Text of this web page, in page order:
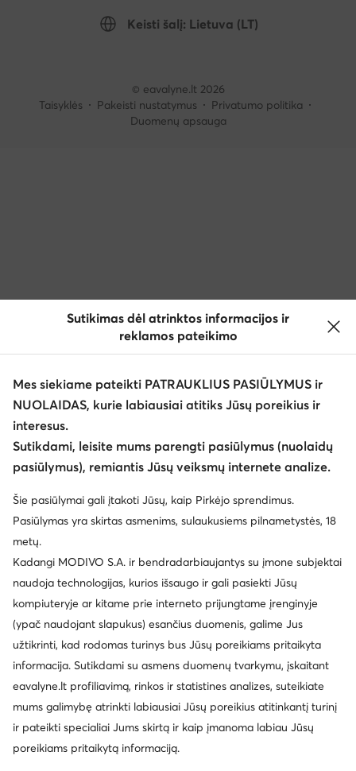
Keisti šalį: Lietuva (LT)
© eavalyne.lt 2026
Taisyklės
Pakeisti nustatymus
Privatumo politika
Duomenų apsauga
Sutikimas dėl atrinktos informacijos ir
reklamos pateikimo
Mes siekiame pateikti PATRAUKLIUS PASIŪLYMUS ir
NUOLAIDAS, kurie labiausiai atitiks Jūsų poreikius ir
interesus.
Sutikdami, leisite mums parengti pasiūlymus (nuolaidų
pasiūlymus), remiantis Jūsų veiksmų internete analize.
Šie pasiūlymai gali įtakoti Jūsų, kaip Pirkėjo sprendimus.
Pasiūlymas yra skirtas asmenims, sulaukusiems pilnametystės, 18
metų.
Kadangi MODIVO S.A. ir bendradarbiaujantys su įmone subjektai
naudoja technologijas, kurios išsaugo ir gali pasiekti Jūsų
kompiuteryje ar kitame prie interneto prijungtame įrenginyje
(ypač naudojant slapukus) esančius duomenis, galime Jus
užtikrinti, kad rodomas turinys bus Jūsų poreikiams pritaikyta
informacija. Sutikdami su asmens duomenų tvarkymu, įskaitant
eavalyne.lt profiliavimą, rinkos ir statistines analizes, suteikiate
mums galimybę atrinkti labiausiai Jūsų poreikius atitinkantį turinį
ir pateikti specialiai Jums skirtą ir kaip įmanoma labiau Jūsų
poreikiams pritaikytą informaciją.